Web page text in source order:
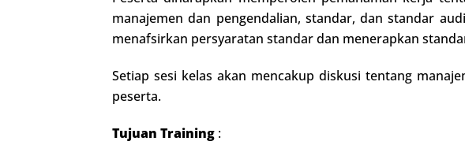
manajemen dan pengendalian, standar, dan standar
menafsirkan persyaratan standar dan menerapkan
Setiap sesi kelas akan mencakup diskusi tentang
peserta.
Tujuan Training :